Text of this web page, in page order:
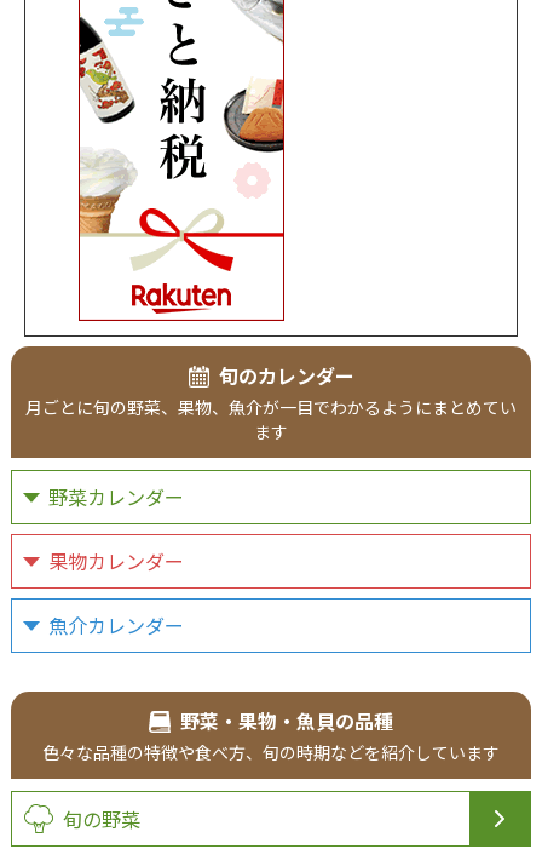
旬のカレンダー
月ごとに旬の野菜、果物、魚介が一目でわかるようにまとめてい
ます
野菜カレンダー
果物カレンダー
魚介カレンダー
野菜・果物・魚貝の品種
色々な品種の特徴や食べ方、旬の時期などを紹介しています
旬の野菜